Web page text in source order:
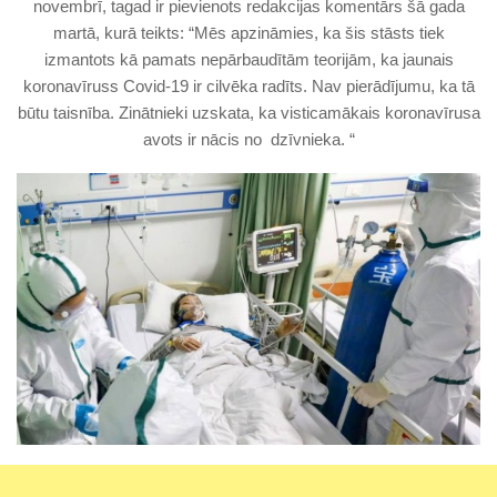
novembrī, tagad ir pievienots redakcijas komentārs šā gada
martā, kurā teikts: “Mēs apzināmies, ka šis stāsts tiek
izmantots kā pamats nepārbaudītām teorijām, ka jaunais
koronavīruss Covid-19 ir cilvēka radīts. Nav pierādījumu, ka tā
būtu taisnība. Zinātnieki uzskata, ka visticamākais koronavīrusa
avots ir nācis no dzīvnieka. “